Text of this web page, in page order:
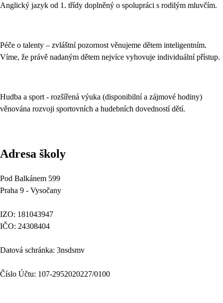
Anglický jazyk od 1. třídy doplněný o spolupráci s rodilým mluvčím.
Péče o talenty – zvláštní pozornost věnujeme dětem inteligentním.
Víme, že právě nadaným dětem nejvíce vyhovuje individuální přístup.
Hudba a sport - rozšířená výuka (disponibilní a zájmové hodiny)
věnována rozvoji sportovních a hudebních dovedností dětí.
Adresa školy
Pod Balkánem 599
Praha 9 - Vysočany
IZO: 181043947
IČO: 24308404
Datová schránka: 3nsdsmv
Číslo Účtu: 107-2952020227/0100